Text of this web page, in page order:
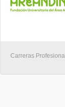
Carreras